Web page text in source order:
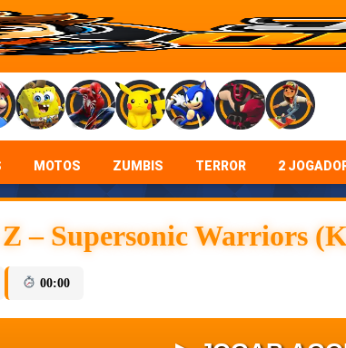
MOTOS ZUMBIS TERROR 2
– Supersonic Warriors
00:00